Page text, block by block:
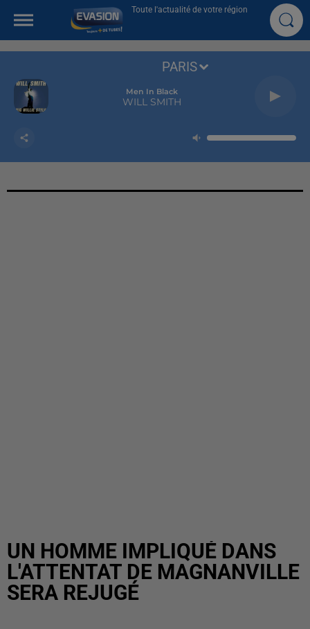
Toute l'actualité de votre région
Men In Black
WILL SMITH
PARIS
UN HOMME IMPLIQUÉ DANS
L'ATTENTAT DE MAGNANVILLE
SERA REJUGÉ